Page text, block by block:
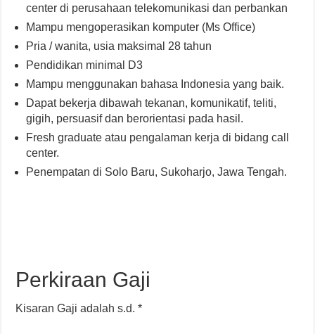
center di perusahaan telekomunikasi dan perbankan
Mampu mengoperasikan komputer (Ms Office)
Pria / wanita, usia maksimal 28 tahun
Pendidikan minimal D3
Mampu menggunakan bahasa Indonesia yang baik.
Dapat bekerja dibawah tekanan, komunikatif, teliti,
gigih, persuasif dan berorientasi pada hasil.
Fresh graduate atau pengalaman kerja di bidang call
center.
Penempatan di Solo Baru, Sukoharjo, Jawa Tengah.
Perkiraan Gaji
Kisaran Gaji adalah s.d. *